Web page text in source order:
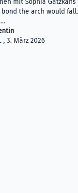
mit Sophia
the arch would
, 3. März 2026